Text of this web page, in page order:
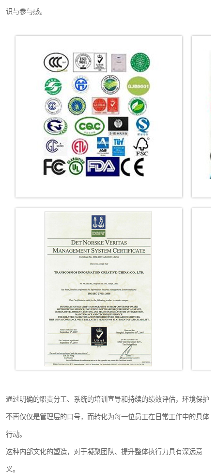
识与参与感。
通过明确的职责分工、系统的培训宣导和持续的绩效评估，环境保护
不再仅仅是管理层的口号，而转化为每一位员工在日常工作中的具体
行动。
这种内部文化的塑造，对于凝聚团队、提升整体执行力具有深远意
义。